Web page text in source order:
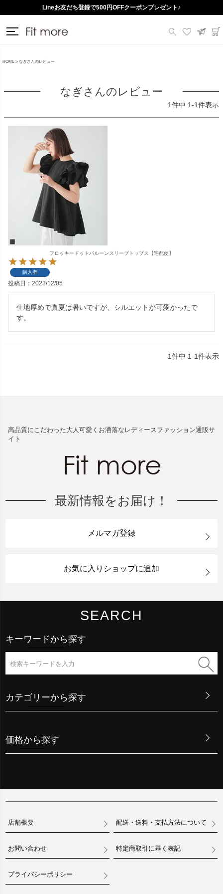
Lineお友だち登録で500円OFFクーポンプレゼント♪
HOME なぎさんのレビュー
なぎさんのレビュー
1件中 1-1件表示
フロッキードットバルーンスリーブトップス【宅配便】
購入者
投稿日 2023/12/05
生地厚めで真夏は暑いですが、シルエットが可愛かったで
す。
1件中 1-1件表示
高品質にこだわった大人可愛くお洒落なレディースファッション通販サ
イト
最新情報をお届け！
メルマガ登録
お気に入りショップに追加
SEARCH
キーワードから探す
カテゴリーから探す
価格から探す
店舗概要 配送・送料・支払方法について
お問い合わせ 特定商取引に基く表記
プライバシーポリシー